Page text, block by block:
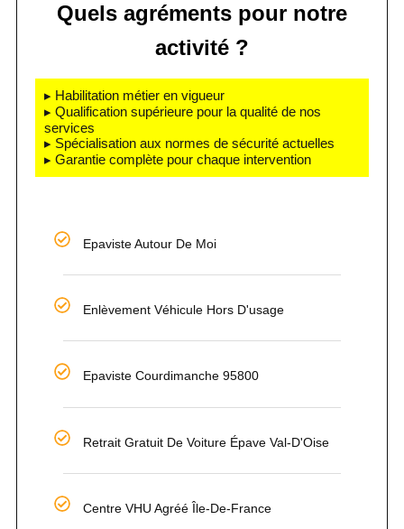
Quels agréments pour notre
activité ?
▸ Habilitation métier en vigueur
▸ Qualification supérieure pour la qualité de nos
services
▸ Spécialisation aux normes de sécurité actuelles
▸ Garantie complète pour chaque intervention
Epaviste Autour De Moi
Enlèvement Véhicule Hors D'usage
Epaviste Courdimanche 95800
Retrait Gratuit De Voiture Épave Val-D'Oise
Centre VHU Agréé Île-De-France